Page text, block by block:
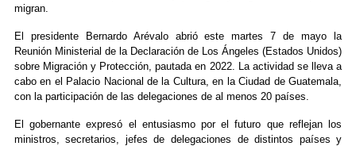
migran.
El presidente Bernardo Arévalo abrió este martes 7 de mayo la
Reunión Ministerial de la Declaración de Los Ángeles (Estados Unidos)
sobre Migración y Protección, pautada en 2022. La actividad se lleva a
cabo en el Palacio Nacional de la Cultura, en la Ciudad de Guatemala,
con la participación de las delegaciones de al menos 20 países.
El gobernante expresó el entusiasmo por el futuro que reflejan los
ministros, secretarios, jefes de delegaciones de distintos países y